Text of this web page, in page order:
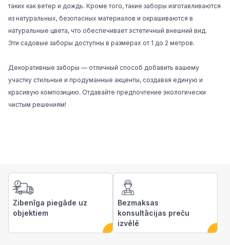
таких как ветер и дождь. Кроме того, такие заборы изготавливаются
из натуральных, безопасных материалов и окрашиваются в
натуральные цвета, что обеспечивает эстетичный внешний вид.
Эти садовые заборы доступны в размерах от 1 до 2 метров.
Декоративные заборы — отличный способ добавить вашему
участку стильные и продуманные акценты, создавая единую и
красивую композицию. Отдавайте предпочтение экологически
чистым решениям!
Zibenīga piegāde uz
objektiem
Bezmaksas
konsultācijas preču
izvēlē